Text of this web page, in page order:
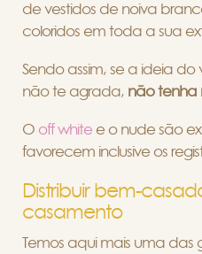
de vestidos de noiva
coloridos em toda a sua
Sendo assim, se a ideia
não te agrada, não tenha
O off white e o nude são
favorecem inclusive os
Distribuir bem-
casamento
Temos aqui mais uma das